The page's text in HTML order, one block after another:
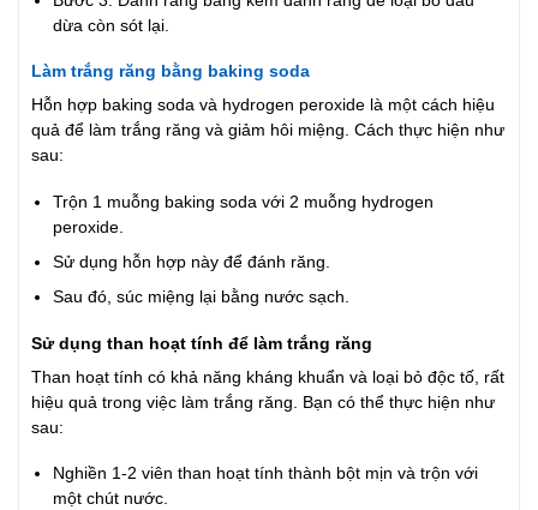
dừa còn sót lại.
Làm trắng răng bằng baking soda
Hỗn hợp baking soda và hydrogen peroxide là một cách hiệu
quả để làm trắng răng và giảm hôi miệng. Cách thực hiện như
sau:
Trộn 1 muỗng baking soda với 2 muỗng hydrogen
peroxide.
Sử dụng hỗn hợp này để đánh răng.
Sau đó, súc miệng lại bằng nước sạch.
Sử dụng than hoạt tính để làm trắng răng
Than hoạt tính có khả năng kháng khuẩn và loại bỏ độc tố, rất
hiệu quả trong việc làm trắng răng. Bạn có thể thực hiện như
sau:
Nghiền 1-2 viên than hoạt tính thành bột mịn và trộn với
một chút nước.